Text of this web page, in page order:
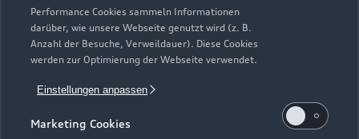
Performance Cookies sammeln Informationen
darüber, wie unsere Webseite genutzt wird (z. B.
Anzahl der Besuche, Verweildauer). Diese Cookies
werden zur Optimierung der Webseite verwendet.
Einstellungen anpassen
Marketing Cookies
Plug-in-Hybride
Gebrauchtwagen
Finanzierung
Aktionen & Angebote
Geschäftskunden
Audi Services
Garantie
Audi digital services
myAudi
Kundenservice
Über Audi
Unternehmen
Karriere